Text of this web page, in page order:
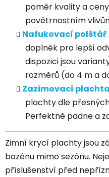
poměr kvality a
povětrnostním
Nafukovací
doplněk pro lepší
dispozici jsou
rozměrů (do 4 m a
Zazimovací
plachty dle
Perfektně padne a
Zimní krycí plachty jsou
bazénu mimo sezónu.
příslušenství před